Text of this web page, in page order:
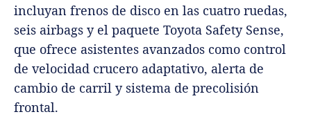
incluyan frenos de disco en las cuatro ruedas,
seis airbags y el paquete Toyota Safety Sense,
que ofrece asistentes avanzados como control
de velocidad crucero adaptativo, alerta de
cambio de carril y sistema de precolisión
frontal.